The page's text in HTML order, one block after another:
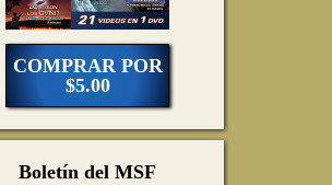
COMPRAR POR
$5.00
Boletín del MSF